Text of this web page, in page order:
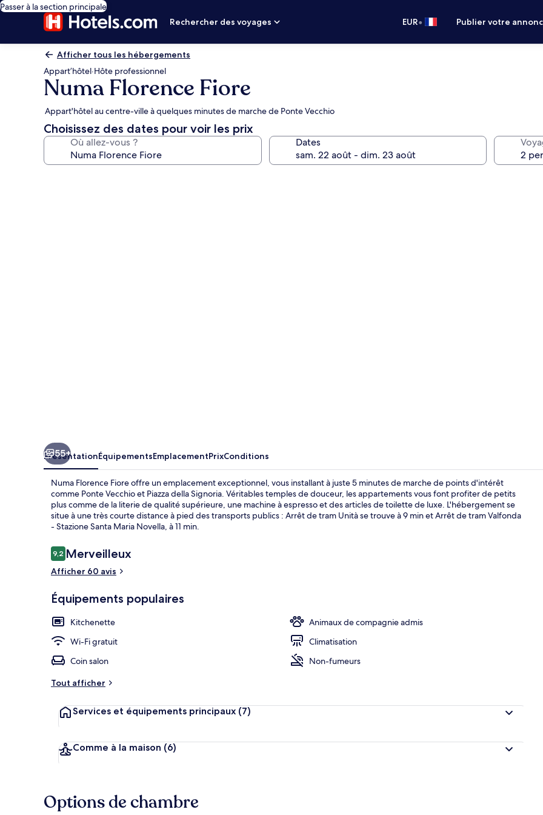
Passer à la section principale
Rechercher des voyages
EUR• Publier votre
Afficher tous les hébergements
Appart’hôtel·Hôte professionnel
Numa Florence Fiore
Appart'hôtel au centre-ville à quelques minutes de marche de Ponte Vecchio
Choisissez des dates pour voir les prix
Où allez-vous ? Dates
55+
PrésentationÉquipementsEmplacementPrixConditions
Numa Florence Fiore offre un emplacement exceptionnel, vous installant à juste 5 minutes de marche de points d'intérêt
comme Ponte Vecchio et Piazza della Signoria. Véritables temples de douceur, les appartements vous font profiter de petits
plus comme de la literie de qualité supérieure, une machine à espresso et des articles de toilette de luxe. L'hébergement se
situe à une très courte distance à pied des transports publics : Arrêt de tram Unità se trouve à 9 min et Arrêt de tram Valfonda
- Stazione Santa Maria Novella, à 11 min.
Avis
voyageurs
9,29,2 sur 10
Merveilleux
Afficher 60 avis
Équipements populaires
Kitchenette
Animaux de compagnie admis
Wi-Fi gratuit
Climatisation
Coin salon
Non-fumeurs
Tout afficher
Services et équipements principaux (7)
Comme à la maison (6)
Options de chambre